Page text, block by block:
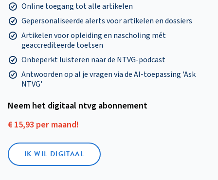
Online toegang tot alle artikelen
Gepersonaliseerde alerts voor artikelen en dossiers
Artikelen voor opleiding en nascholing mét
geaccrediteerde toetsen
Onbeperkt luisteren naar de NTVG-podcast
Antwoorden op al je vragen via de AI-toepassing 'Ask
NTVG'
Neem het digitaal ntvg abonnement
€ 15,93 per maand!
IK WIL DIGITAAL